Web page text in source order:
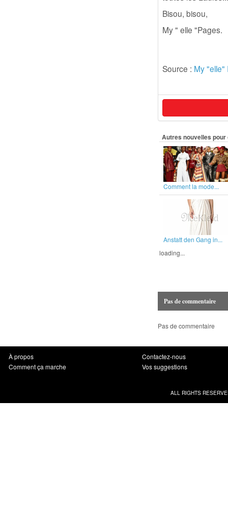
Bisou, bisou,
My " elle "Pages.
Source : My "elle"
Autres nouvelles
Comment la mode...
Anstatt den Gang in...
loading...
Pas de commentaire
Pas de commentaire
À propos
Comment ça marche
Contactez-nous
Vos suggestions
ALL RIGHTS